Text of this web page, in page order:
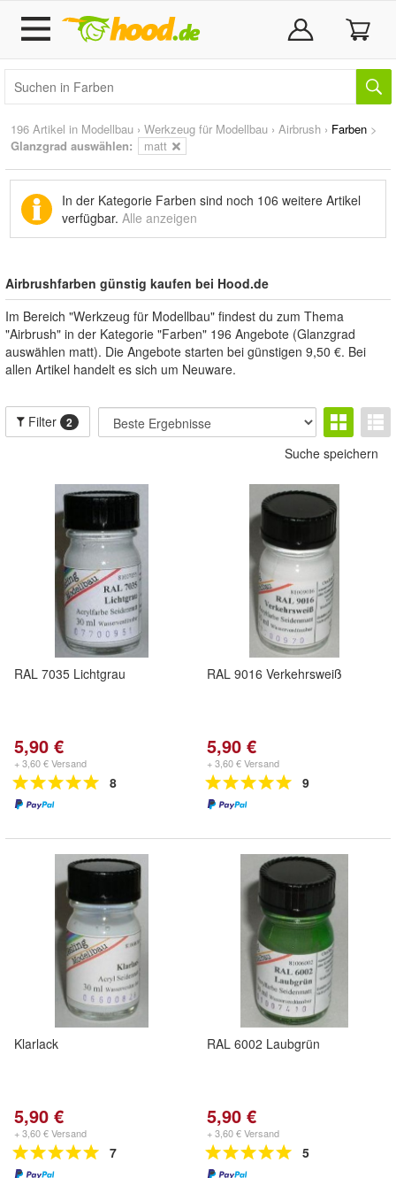
196 Artikel in Modellbau › Werkzeug für Modellbau › Airbrush › Farben >
Glanzgrad auswählen:
matt
In der Kategorie Farben sind noch 106 weitere Artikel
verfügbar. Alle anzeigen
Airbrushfarben günstig kaufen bei Hood.de
Im Bereich "Werkzeug für Modellbau" findest du zum Thema
"Airbrush" in der Kategorie "Farben" 196 Angebote (Glanzgrad
auswählen matt). Die Angebote starten bei günstigen 9,50 €. Bei
allen Artikel handelt es sich um Neuware.
Filter 2
Suche speichern
RAL 7035 Lichtgrau
5,90 €
+ 3,60 € Versand
8
RAL 9016 Verkehrsweiß
5,90 €
+ 3,60 € Versand
9
Klarlack
5,90 €
+ 3,60 € Versand
7
RAL 6002 Laubgrün
5,90 €
+ 3,60 € Versand
5